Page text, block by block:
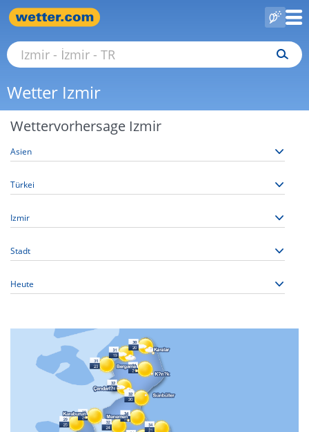
Wetter Izmir
Wettervorhersage Izmir